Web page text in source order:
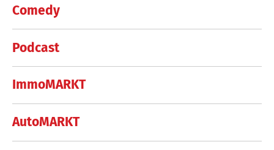
Comedy
Podcast
ImmoMARKT
AutoMARKT